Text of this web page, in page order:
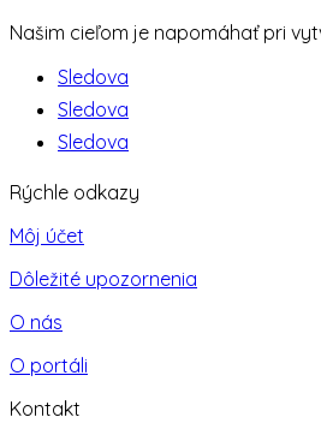
Našim cieľom je napomáhať pri
Sledova
Sledova
Sledova
Rýchle odkazy
Môj účet
Dôležité upozornenia
O nás
O portáli
Kontakt